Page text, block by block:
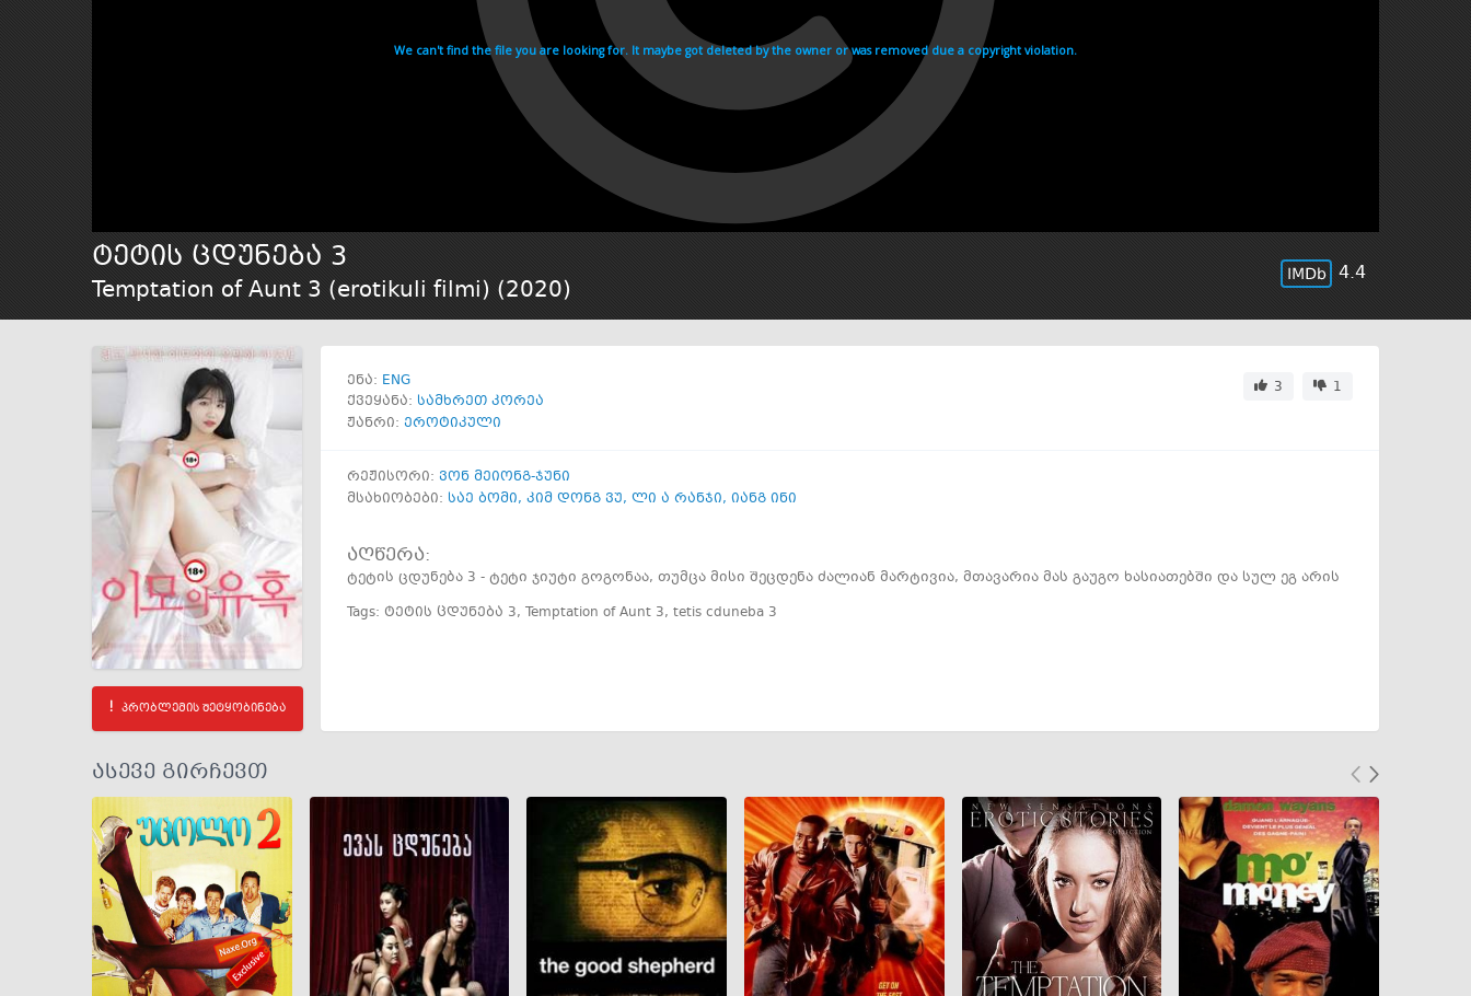
ტეტის ცდუნება 3
Temptation of Aunt 3 (erotikuli filmi) (2020)
4.4
პრობლემის შეტყობინება
ენა: ENG
ქვეყანა: სამხრეთ კორეა
3
1
ჟანრი: ეროტიკული
რეჟისორი: ვონ მეიონგ-ჯუნი
მსახიობები: საე ბომი, კიმ დონგ ვუ, ლი ა რანჯი, იანგ ინი
აღწერა:
ტეტის ცდუნება 3 - ტეტი ჯიუტი გოგონაა, თუმცა მისი შეცდენა ძალიან მარტივია, მთავარია მას გაუგო ხასიათებში და სულ ეგ არის
Tags: ტეტის ცდუნება 3, Temptation of Aunt 3, tetis cduneba 3
ასევე გირჩევთ